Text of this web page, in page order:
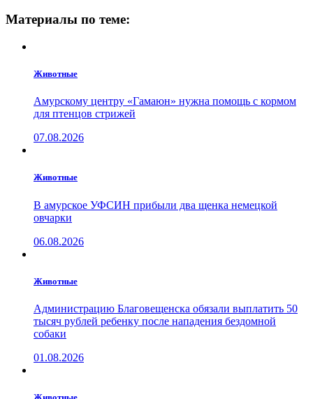
Материалы по теме:
Животные
Амурскому центру «Гамаюн» нужна помощь с кормом
для птенцов стрижей
07.08.2026
Животные
В амурское УФСИН прибыли два щенка немецкой
овчарки
06.08.2026
Животные
Администрацию Благовещенска обязали выплатить 50
тысяч рублей ребенку после нападения бездомной
собаки
01.08.2026